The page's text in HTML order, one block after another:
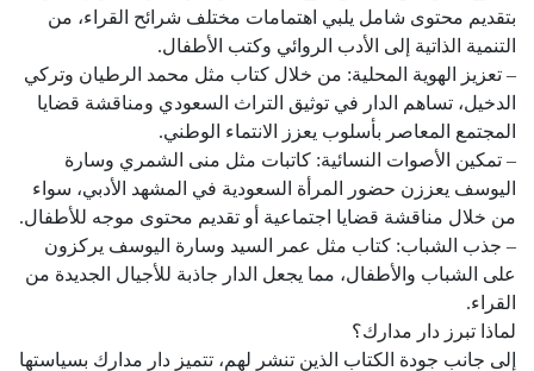
بتقديم محتوى شامل يلبي اهتمامات مختلف شرائح القراء، من
التنمية الذاتية إلى الأدب الروائي وكتب الأطفال.
– تعزيز الهوية المحلية: من خلال كتاب مثل محمد الرطيان وتركي
الدخيل، تساهم الدار في توثيق التراث السعودي ومناقشة قضايا
المجتمع المعاصر بأسلوب يعزز الانتماء الوطني.
– تمكين الأصوات النسائية: كاتبات مثل منى الشمري وسارة
اليوسف يعززن حضور المرأة السعودية في المشهد الأدبي، سواء
من خلال مناقشة قضايا اجتماعية أو تقديم محتوى موجه للأطفال.
– جذب الشباب: كتاب مثل عمر السيد وسارة اليوسف يركزون
على الشباب والأطفال، مما يجعل الدار جاذبة للأجيال الجديدة من
القراء.
لماذا تبرز دار مدارك؟
إلى جانب جودة الكتاب الذين تنشر لهم، تتميز دار مدارك بسياستها